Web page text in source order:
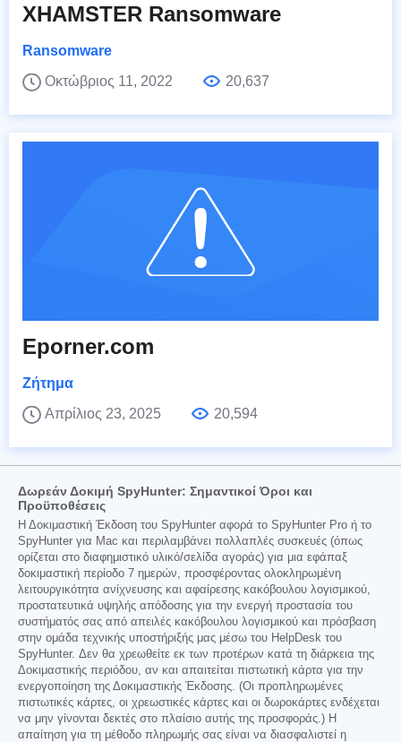
XHAMSTER Ransomware
Ransomware
Οκτώβριος 11, 2022
20,637
Eporner.com
Ζήτημα
Απρίλιος 23, 2025
20,594
Δωρεάν Δοκιμή SpyHunter: Σημαντικοί Όροι και
Προϋποθέσεις
Η Δοκιμαστική Έκδοση του SpyHunter αφορά το SpyHunter Pro ή το
SpyHunter για Mac και περιλαμβάνει πολλαπλές συσκευές (όπως
ορίζεται στο διαφημιστικό υλικό/σελίδα αγοράς) για μια εφάπαξ
δοκιμαστική περίοδο 7 ημερών, προσφέροντας ολοκληρωμένη
λειτουργικότητα ανίχνευσης και αφαίρεσης κακόβουλου λογισμικού,
προστατευτικά υψηλής απόδοσης για την ενεργή προστασία του
συστήματός σας από απειλές κακόβουλου λογισμικού και πρόσβαση
στην ομάδα τεχνικής υποστήριξής μας μέσω του HelpDesk του
SpyHunter. Δεν θα χρεωθείτε εκ των προτέρων κατά τη διάρκεια της
Δοκιμαστικής περιόδου, αν και απαιτείται πιστωτική κάρτα για την
ενεργοποίηση της Δοκιμαστικής Έκδοσης. (Οι προπληρωμένες
πιστωτικές κάρτες, οι χρεωστικές κάρτες και οι δωροκάρτες ενδέχεται
να μην γίνονται δεκτές στο πλαίσιο αυτής της προσφοράς.) Η
απαίτηση για τη μέθοδο πληρωμής σας είναι να διασφαλιστεί η